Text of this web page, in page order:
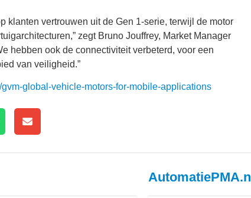
klanten vertrouwen uit de Gen 1-serie, terwijl de motor
zegt Bruno Jouffrey, Market Manager
hebben ook de connectiviteit verbeterd, voor een
van veiligheid.”
global-vehicle-motors-for-mobile-applications
AutomatiePMA.nl